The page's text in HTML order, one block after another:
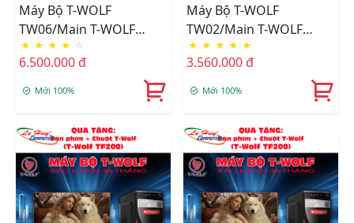
Máy Bộ T-WOLF
TW06/Main T-WOLF
H110/CPU Intel Core I3-
6100/Ram DDR4
8GB/3200/SSD T-Wolf
600W/LCD T-Wolf TW-
F22VFHD75 +Tặng Bộ
Phím Chuột T-Wolf
TF200
★ ★ ★ ★ ☆
6.500.000 đ
Mới 100%
Máy Bộ T-WOLF
TW02/Main T-WOLF
H61/CPU Intel Core I5-
3570/Ram DDR3
8GB/1600/SSD T-Wolf
600W/LCD T-Wolf TW-
F22VFHD75 +Tặng Bộ
Phím Chuột T-Wolf
TF200
★ ★ ★ ★ ★
3.560.000 đ
Mới 100%